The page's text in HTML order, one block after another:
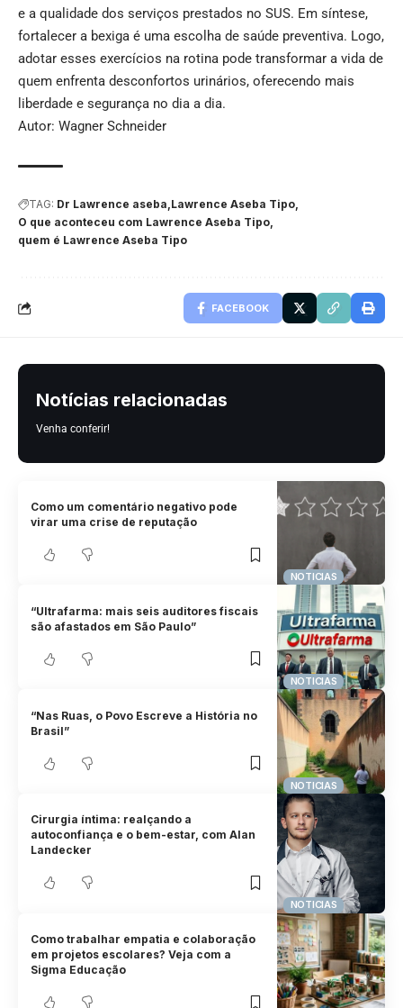
e a qualidade dos serviços prestados no SUS. Em síntese,
fortalecer a bexiga é uma escolha de saúde preventiva. Logo,
adotar esses exercícios na rotina pode transformar a vida de
quem enfrenta desconfortos urinários, oferecendo mais
liberdade e segurança no dia a dia.
Autor: Wagner Schneider
TAG: Dr Lawrence aseba Lawrence Aseba Tipo
O que aconteceu com Lawrence Aseba Tipo
quem é Lawrence Aseba Tipo
FACEBOOK
Notícias relacionadas
Venha conferir!
NOTICIAS
Como um comentário negativo pode
virar uma crise de reputação
NOTICIAS
“Ultrafarma: mais seis auditores fiscais
são afastados em São Paulo”
NOTICIAS
“Nas Ruas, o Povo Escreve a História no
Brasil”
NOTICIAS
Cirurgia íntima: realçando a
autoconfiança e o bem-estar, com Alan
Landecker
Como trabalhar empatia e colaboração
em projetos escolares? Veja com a
Sigma Educação